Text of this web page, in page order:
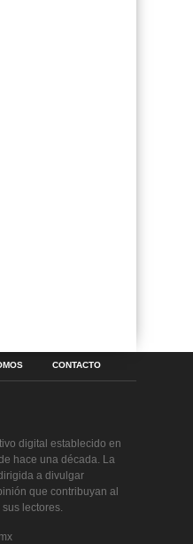
CONTACTO
digital establecido en
hace una década. La
a divulgar
que contribuyan al
lectores.